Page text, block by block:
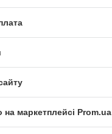
маркетплейсі Prom.ua